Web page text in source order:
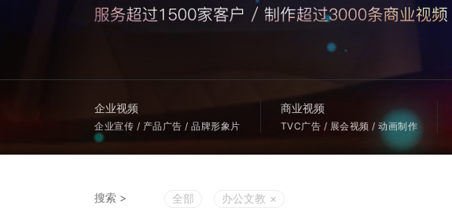
企业视频
企业宣传 / 产品广告 / 品牌形象片
商业视频
TVC广告 / 展会视频 / 动画制作
搜索 > 全部 办公文教 ×